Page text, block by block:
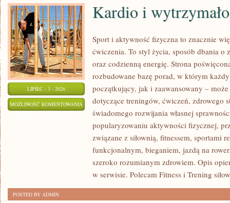
LIPIEC - 3 - 2026
MOŻLIWOŚĆ KOMENTOWANIA KARDIO
WYTRZYMAŁOŚĆ
Kardio i
Sport i aktywność fizyczna to znacznie
ćwiczenia. To styl życia, sposób dbania o
oraz codzienną energię. Strona
rozbudowane bazę porad, w którym
początkujący, jak i zaawansowany –
dotyczące treningów, ćwiczeń, zdrowego
świadomego rozwijania własnej
popularyzowaniu aktywności fizycznej,
związane z siłownią, fitnessem, sportami
funkcjonalnym, bieganiem, jazdą na
szeroko rozumianym zdrowiem. Opis
w serwisie. Polecam Fitness i Trening
POSTED BY ADMIN